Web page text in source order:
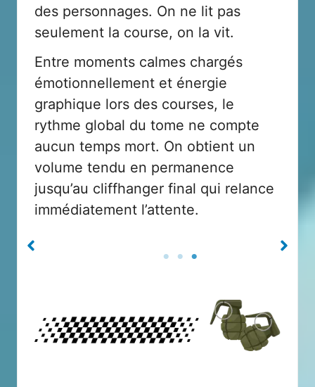
des personnages. On ne lit pas
seulement la course, on la vit.
Entre moments calmes chargés
émotionnellement et énergie
graphique lors des courses, le
rythme global du tome ne compte
aucun temps mort. On obtient un
volume tendu en permanence
jusqu’au cliffhanger final qui relance
immédiatement l’attente.